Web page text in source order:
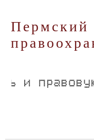
Пермский